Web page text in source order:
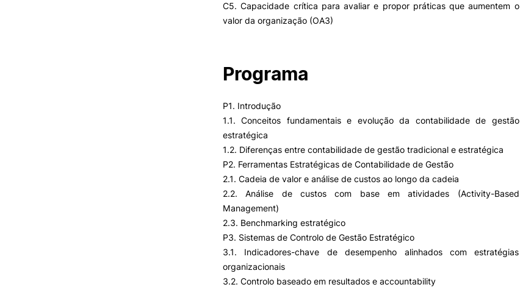
C5. Capacidade crítica para avaliar e propor práticas que aumentem o
valor da organização (OA3)
Programa
P1. Introdução
1.1. Conceitos fundamentais e evolução da contabilidade de gestão
estratégica
1.2. Diferenças entre contabilidade de gestão tradicional e estratégica
P2. Ferramentas Estratégicas de Contabilidade de Gestão
2.1. Cadeia de valor e análise de custos ao longo da cadeia
2.2. Análise de custos com base em atividades (Activity-Based
Management)
2.3. Benchmarking estratégico
P3. Sistemas de Controlo de Gestão Estratégico
3.1. Indicadores-chave de desempenho alinhados com estratégias
organizacionais
3.2. Controlo baseado em resultados e accountability